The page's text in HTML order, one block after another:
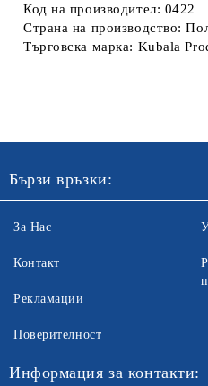
Код на производител: 0422
Страна на производство:
Търговска марка: Kubala
Бързи връзки:
За Нас
Контакт
Рекламации
Поверителност
Информация за контакти: